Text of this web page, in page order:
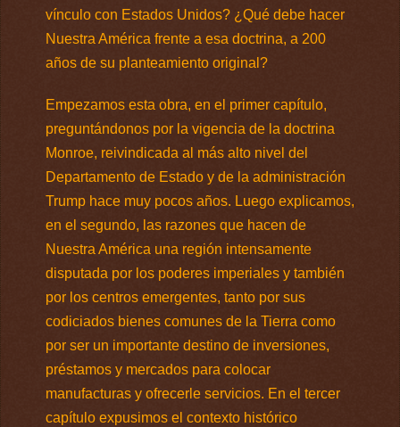
vínculo con Estados Unidos? ¿Qué debe hacer
Nuestra América frente a esa doctrina, a 200
años de su planteamiento original?
Empezamos esta obra, en el primer capítulo,
preguntándonos por la vigencia de la doctrina
Monroe, reivindicada al más alto nivel del
Departamento de Estado y de la administración
Trump hace muy pocos años. Luego explicamos,
en el segundo, las razones que hacen de
Nuestra América una región intensamente
disputada por los poderes imperiales y también
por los centros emergentes, tanto por sus
codiciados bienes comunes de la Tierra como
por ser un importante destino de inversiones,
préstamos y mercados para colocar
manufacturas y ofrecerle servicios. En el tercer
capítulo expusimos el contexto histórico